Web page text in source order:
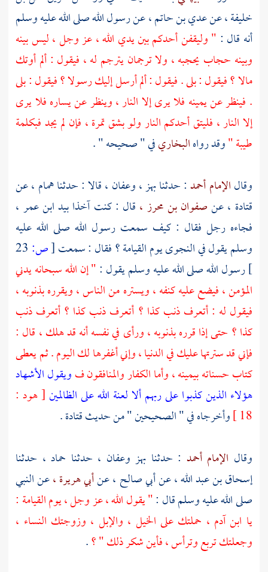
خليفة ،عنعدي بن حاتم ،عن رسول الله صلى الله عليه وسلم
أنه قال : " وليقفن أحدكم بين يدي الله ، عز وجل ، ليس بينه
وبينه حجاب يحجبه ، ولا ترجمان يترجم له ، فيقول : ألم أوتك
مالا ؟ فيقول : بلى . فيقول : ألم أرسل إليك رسولا ؟ فيقول : بلى
. فينظر عن يمينه فلا يرى إلا النار ، وينظر عن يساره فلا يرى
إلا النار ، فليتق أحدكم النار ولو بشق تمرة ، فإن لم يجد فبكلمة
طيبة "وقد رواهالبخاريفي " صحيحه " .
وقالالإمام أحمد: حدثنابهز ،وعفان ،قالا : حدثناهمام ،عن
قتادة ،عنصفوان بن محرز ، قال : كنت آخذا بيدابن عمر ،
فجاءه رجل فقال : كيف سمعت رسول الله صلى الله عليه
وسلم يقول في النجوى يوم القيامة ؟ فقال : سمعت[ص: 23
]رسول الله صلى الله عليه وسلم يقول :" إن الله سبحانه يدني
المؤمن ، فيضع عليه كنفه ، ويستره من الناس ، ويقرره بذنوبه ،
فيقول له : أتعرف ذنب كذا ؟ أتعرف ذنب كذا ؟ أتعرف ذنب
كذا ؟ حتى إذا قرره بذنوبه ، ورأى في نفسه أنه قد هلك ، قال :
فإني قد سترتها عليك في الدنيا ، وإني أغفرها لك اليوم . ثم يعطى
كتاب حسناته بيمينه ، وأما الكفار والمنافقون فويقول الأشهاد
هؤلاء الذين كذبوا على ربهم ألا لعنة الله على الظالمين[ هود :
18 ] وأخرجاه في " الصحيحين " من حديثقتادة.
وقال الإمام أحمد : حدثنا بهز وعفان ، حدثنا حماد ، حدثنا
إسحاق بن عبد الله ،عنأبي صالح ،عنأبي هريرة ،عن النبي
صلى الله عليه وسلم قال :" يقول الله ، عز وجل ، يوم القيامة :
يا ابنآدم ، حملتك على الخيل ، والإبل ، وزوجتك النساء ،
وجعلتك تربع وترأس ، فأين شكر ذلك " ؟.